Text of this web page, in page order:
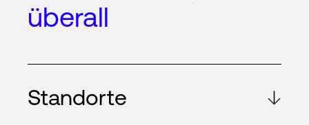
überall
Standorte